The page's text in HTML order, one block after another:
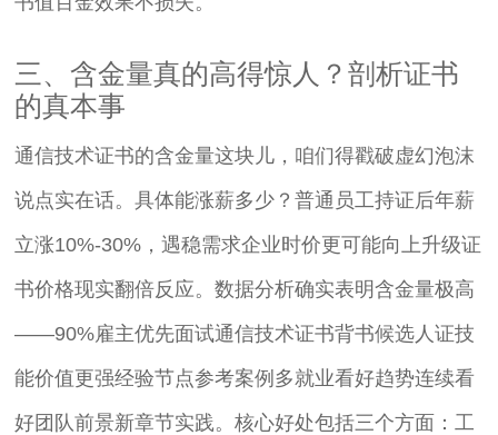
三、含金量真的高得惊人？剖析证书
的真本事
通信技术证书的含金量这块儿，咱们得戳破虚幻泡沫
说点实在话。具体能涨薪多少？普通员工持证后年薪
立涨10%-30%，遇稳需求企业时价更可能向上升级证
书价格现实翻倍反应。数据分析确实表明含金量极高
——90%雇主优先面试通信技术证书背书候选人证技
能价值更强经验节点参考案例多就业看好趋势连续看
好团队前景新章节实践。核心好处包括三个方面：工